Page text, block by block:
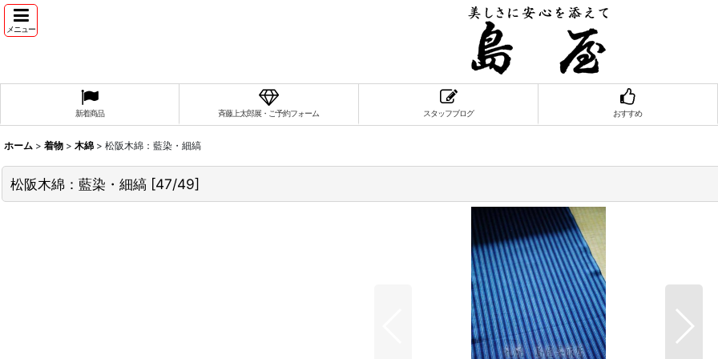
メニュー
新着商品 斉藤上太郎展・ご予約フォーム スタッフブログ おすすめ
ホーム > 着物 > 木綿 > 松阪木綿：藍染・細縞
松阪木綿：藍染・細縞 [47/49]